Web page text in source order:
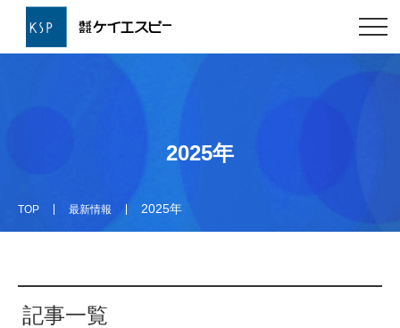
TOP 最新情報 2025年
2025年
記事一覧